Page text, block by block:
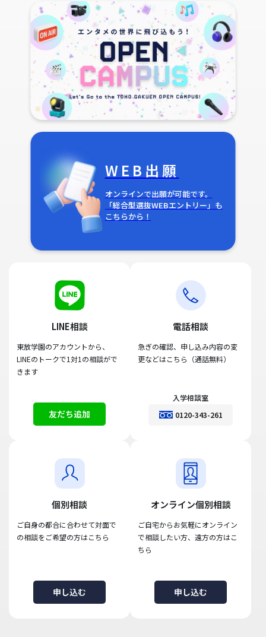
WEB出願
オンラインで出願が可能です。
「総合型選抜WEBエントリー」も
こちらから！
LINE相談
東放学園のアカウントから、
LINEのトークで1対1の相談がで
きます
友だち追加
電話相談
急ぎの確認、申し込み内容の変
更などはこちら（通話無料）
入学相談室
0120-343-261
個別相談
ご自身の都合に合わせて対面で
の相談をご希望の方はこちら
申し込む
オンライン個別相談
ご自宅からお気軽にオンライン
で相談したい方、遠方の方はこ
ちら
申し込む